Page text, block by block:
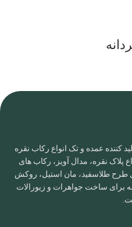
عمده و تک انواع رکاب نقره
پلاک نقره، مدال آویز، رکاب های
طرح طلاسفید، مان استیل، روکش
برای ساخت جواهرات و زیورالات